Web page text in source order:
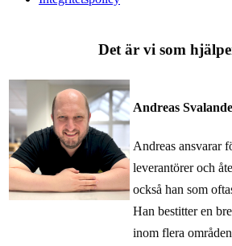
Det är vi som
Andreas
Andreas ansvarar
leverantörer och
också han som
Han bestitter en
inom flera